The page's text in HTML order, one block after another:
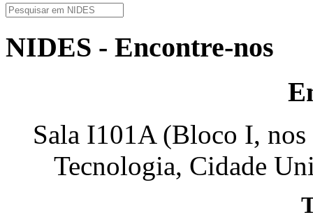
NIDES - Encontre-nos
Sala I101A (Bloco I,
Tecnologia, Cidade